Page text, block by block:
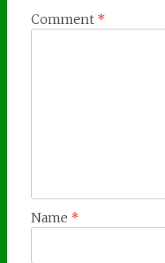
Comment *
Name *